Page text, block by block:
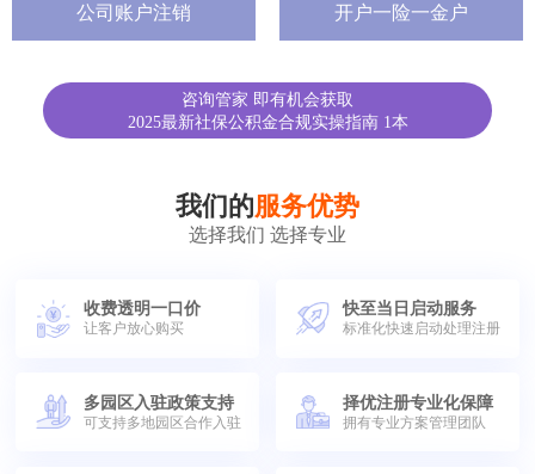
公司账户注销 开户一险一金户
咨询管家 即有机会获取
2025最新社保公积金合规实操指南 1本
我们的服务优势
选择我们 选择专业
收费透明一口价
让客户放心购买
快至当日启动服务
标准化快速启动处理注册
多园区入驻政策支持
可支持多地园区合作入驻
择优注册专业化保障
拥有专业方案管理团队